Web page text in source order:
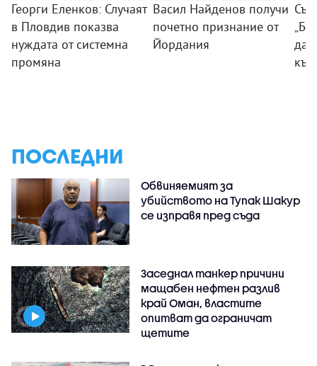
Георги Еленков: Случаят
в Пловдив показва
нуждата от системна
промяна
Васил Найденов получи
почетно признание от
Йордания
ПОСЛЕДНИ
Обвиняемият за
убийството на Тупак Шакур
се изправя пред съда
Заседнал танкер причини
мащабен нефтен разлив
край Оман, властите
опитват да ограничат
щетите